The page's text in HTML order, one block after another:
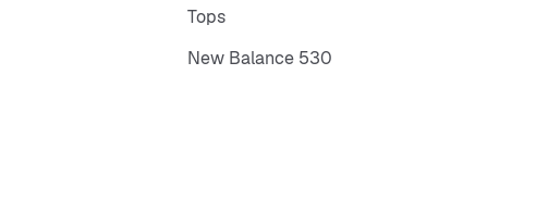
Tops
New Balance 530